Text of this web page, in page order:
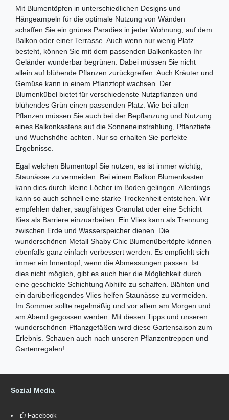
Mit Blumentöpfen in unterschiedlichen Designs und
Hängeampeln für die optimale Nutzung von Wänden
schaffen Sie ein grünes Paradies in jeder Wohnung, auf dem
Balkon oder einer Terrasse. Auch wenn nur wenig Platz
besteht, können Sie mit dem passenden Balkonkasten Ihr
Geländer wunderbar begrünen. Dabei müssen Sie nicht
allein auf blühende Pflanzen zurückgreifen. Auch Kräuter und
Gemüse kann in einem Pflanztopf wachsen. Der
Blumenkübel bietet für verschiedenste Nutzpflanzen und
blühendes Grün einen passenden Platz. Wie bei allen
Pflanzen müssen Sie auch bei der Bepflanzung und Nutzung
eines Balkonkastens auf die Sonneneinstrahlung, Pflanztiefe
und Wuchshöhe achten. Nur so erhalten Sie perfekte
Ergebnisse.
Egal welchen Blumentopf Sie nutzen, es ist immer wichtig,
Staunässe zu vermeiden. Bei einem Balkon Blumenkasten
kann dies durch kleine Löcher im Boden gelingen. Allerdings
kann so auch schnell eine starke Trockenheit entstehen. Wir
empfehlen daher, saugfähiges Granulat oder eine Schicht
Kies als Barriere einzuarbeiten. Ein Vlies kann als Trennung
zwischen Erde und Wasserspeicher dienen. Die
wunderschönen Metall Shaby Chic Blumenübertöpfe können
ebenfalls ganz einfach verbessert werden. Es empfiehlt sich
immer ein Innentopf, wenn die Abmessungen passen. Ist
dies nicht möglich, gibt es auch hier die Möglichkeit durch
eine geschickte Schichtung Abhilfe zu schaffen. Blähton und
ein darüberliegendes Vlies helfen Staunässe zu vermeiden.
Im Sommer sollte regelmäßig und vor allem am Morgen und
am Abend gegossen werden. Mit diesen Tipps und unseren
wunderschönen Pflanzgefäßen wird diese Gartensaison zum
Erlebnis. Schauen auch nach unseren Pflanzentreppen und
Gartenregalen!
Sozial Media
Facebook